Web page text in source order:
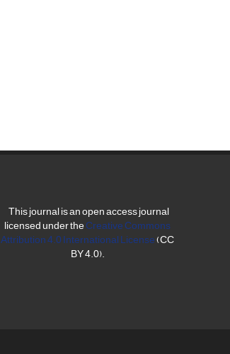
This journal is an open access journal
licensed under theCreative Commons
Attribution 4.0 International License(CC
BY 4.0).